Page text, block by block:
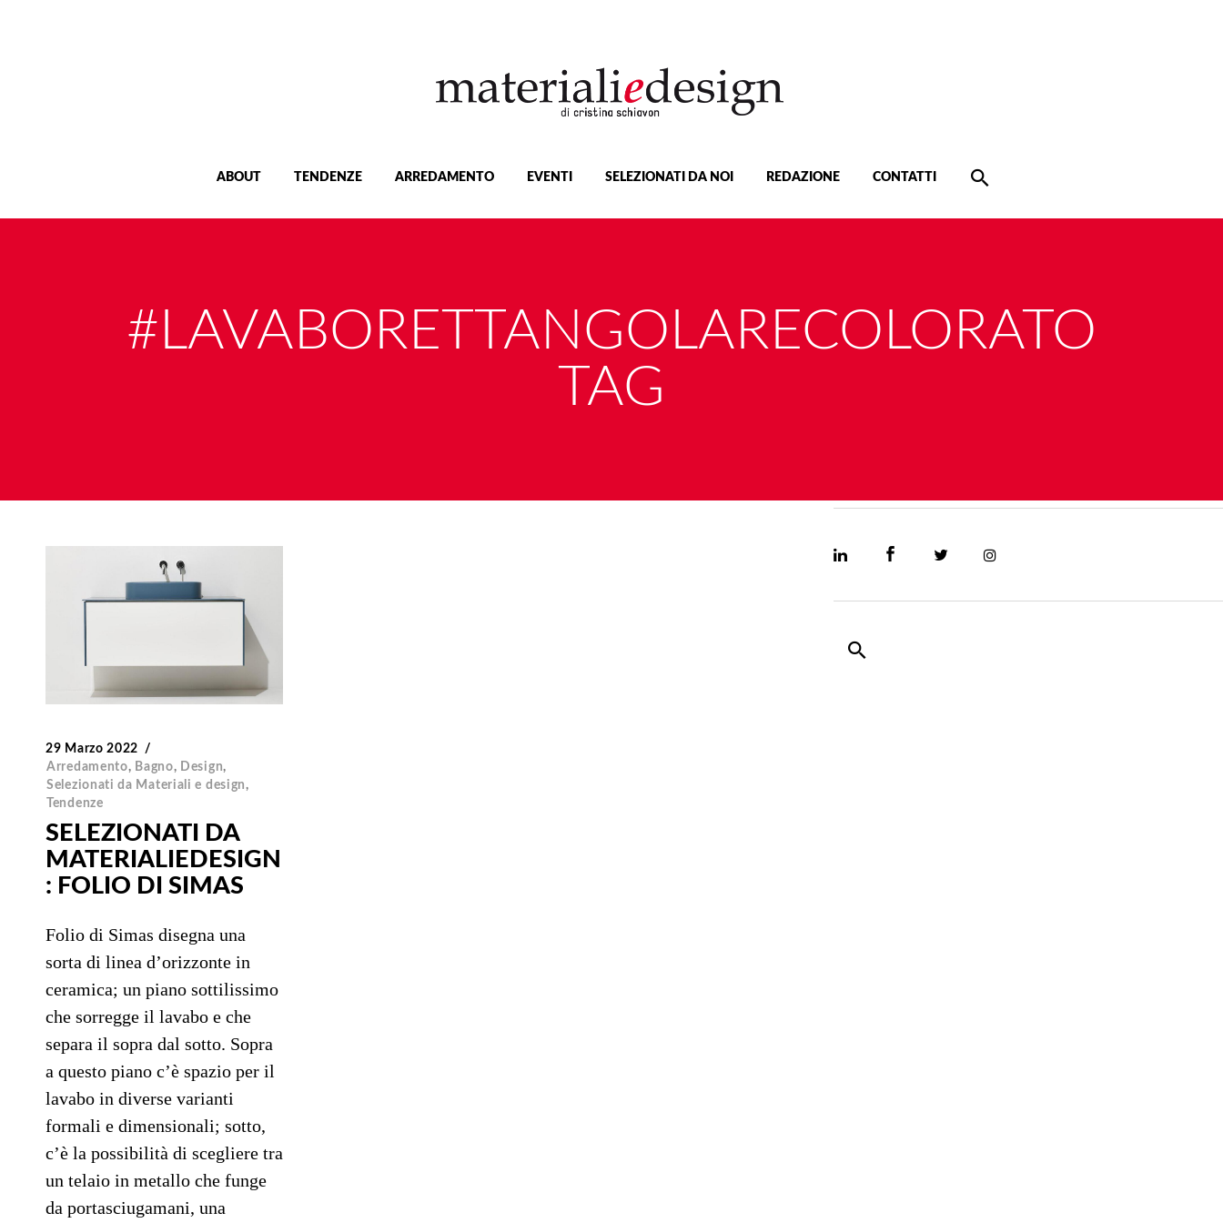
ABOUT TENDENZE ARREDAMENTO EVENTI SELEZIONATI DA NOI REDAZIONE CONTATTI
#LAVABORETTANGOLARECOLORATO
TAG
29 Marzo 2022
Arredamento, Bagno, Design,
Selezionati da Materiali e design,
Tendenze
SELEZIONATI DA
MATERIALIEDESIGN
: FOLIO DI SIMAS
Folio di Simas disegna una
sorta di linea d’orizzonte in
ceramica; un piano sottilissimo
che sorregge il lavabo e che
separa il sopra dal sotto. Sopra
a questo piano c’è spazio per il
lavabo in diverse varianti
formali e dimensionali; sotto,
c’è la possibilità di scegliere tra
un telaio in metallo che funge
da portasciugamani, una